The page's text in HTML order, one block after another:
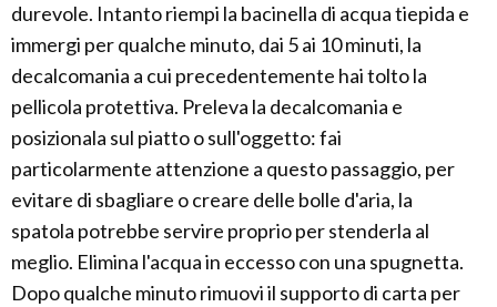
durevole. Intanto riempi la bacinella di acqua tiepida e
immergi per qualche minuto, dai 5 ai 10 minuti, la
decalcomania a cui precedentemente hai tolto la
pellicola protettiva. Preleva la decalcomania e
posizionala sul piatto o sull'oggetto: fai
particolarmente attenzione a questo passaggio, per
evitare di sbagliare o creare delle bolle d'aria, la
spatola potrebbe servire proprio per stenderla al
meglio. Elimina l'acqua in eccesso con una spugnetta.
Dopo qualche minuto rimuovi il supporto di carta per